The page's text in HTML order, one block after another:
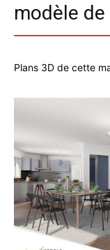
modèle
Plans 3D de cette